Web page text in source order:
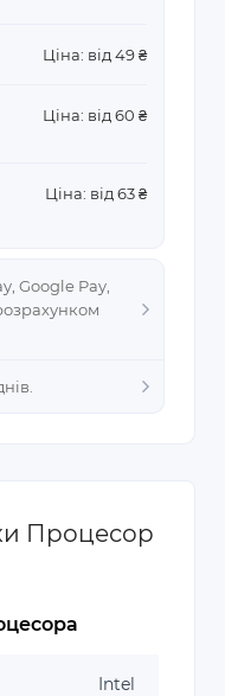
Google Pay,
Ціна: від 49 ₴
Ціна: від 60 ₴
Ціна: від 63 ₴
Процесор
Intel